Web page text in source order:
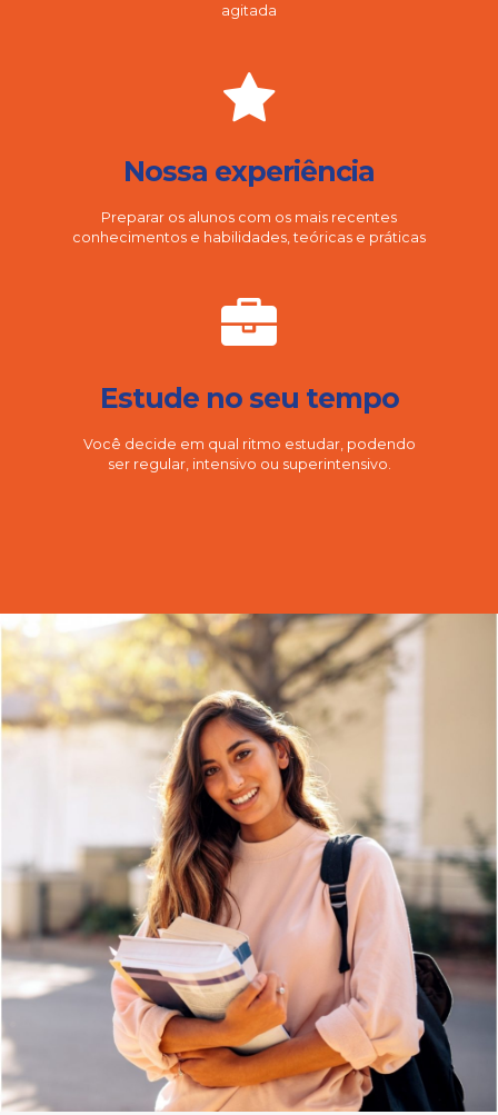
agitada
Nossa experiência
Preparar os alunos com os mais recentes
conhecimentos e habilidades, teóricas e práticas
Estude no seu tempo
Você decide em qual ritmo estudar, podendo
ser regular, intensivo ou superintensivo.